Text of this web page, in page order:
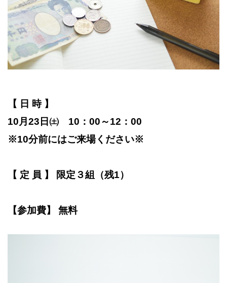
【 日 時 】
10月23日㈯ 10：00～12：00
※10分前にはご来場ください※
【 定 員 】 限定３組（残1）
【参加費】 無料